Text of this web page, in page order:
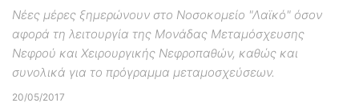
Νέες μέρες ξημερώνουν στο Νοσοκομείο "Λαϊκό" όσον
αφορά τη λειτουργία της Μονάδας Μεταμόσχευσης
Νεφρού και Χειρουργικής Νεφροπαθών, καθώς και
συνολικά για το πρόγραμμα μεταμοσχεύσεων.
20/05/2017